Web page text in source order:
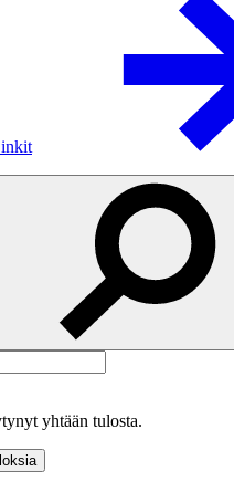
yhtään tulosta.